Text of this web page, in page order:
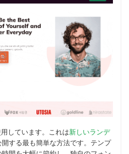
しています。これは新しいランデ
開する最も簡単な方法です。テンプ